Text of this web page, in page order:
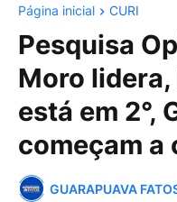
Página inicial CURI
Pesquisa
Moro lidera,
está em 2°,
começam a
GUARAPUAVA